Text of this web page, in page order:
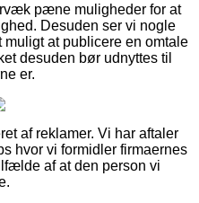
pæne muligheder for at
Desuden ser vi nogle
at publicere en omtale
desuden bør udnyttes til
er.
af reklamer. Vi har aftaler
hvor vi formidler firmaernes
af at den person vi